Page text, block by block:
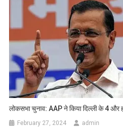
लोकसभा चुनाव: AAP ने किया दिल्‍ली के 4 और
February 27, 2024 admin